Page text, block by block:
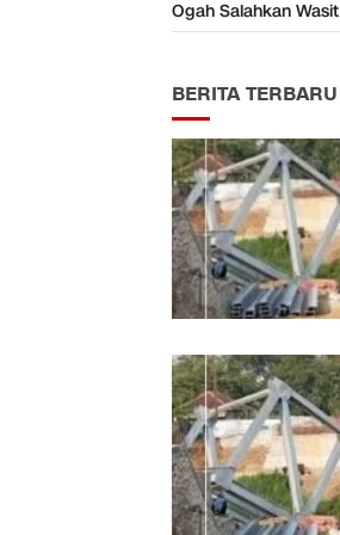
Ogah Salahkan Wasit
BERITA TERBARU